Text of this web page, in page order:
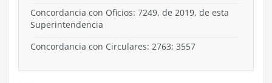
Concordancia con Oficios: 7249, de 2019, de esta
Superintendencia
Concordancia con Circulares: 2763; 3557